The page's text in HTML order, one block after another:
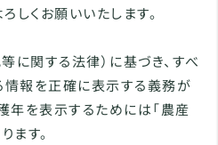
しくお願いいたします。
に関する法律）に基づき、すべ
報を正確に表示する義務が
年を表示するためには「農産
ます。